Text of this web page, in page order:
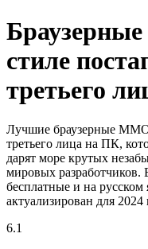
стиле
третьего
Лучшие браузерные
третьего лица на ПК,
дарят море крутых
мировых разработчиков.
бесплатные и на
актуализирован для 2024
6.1